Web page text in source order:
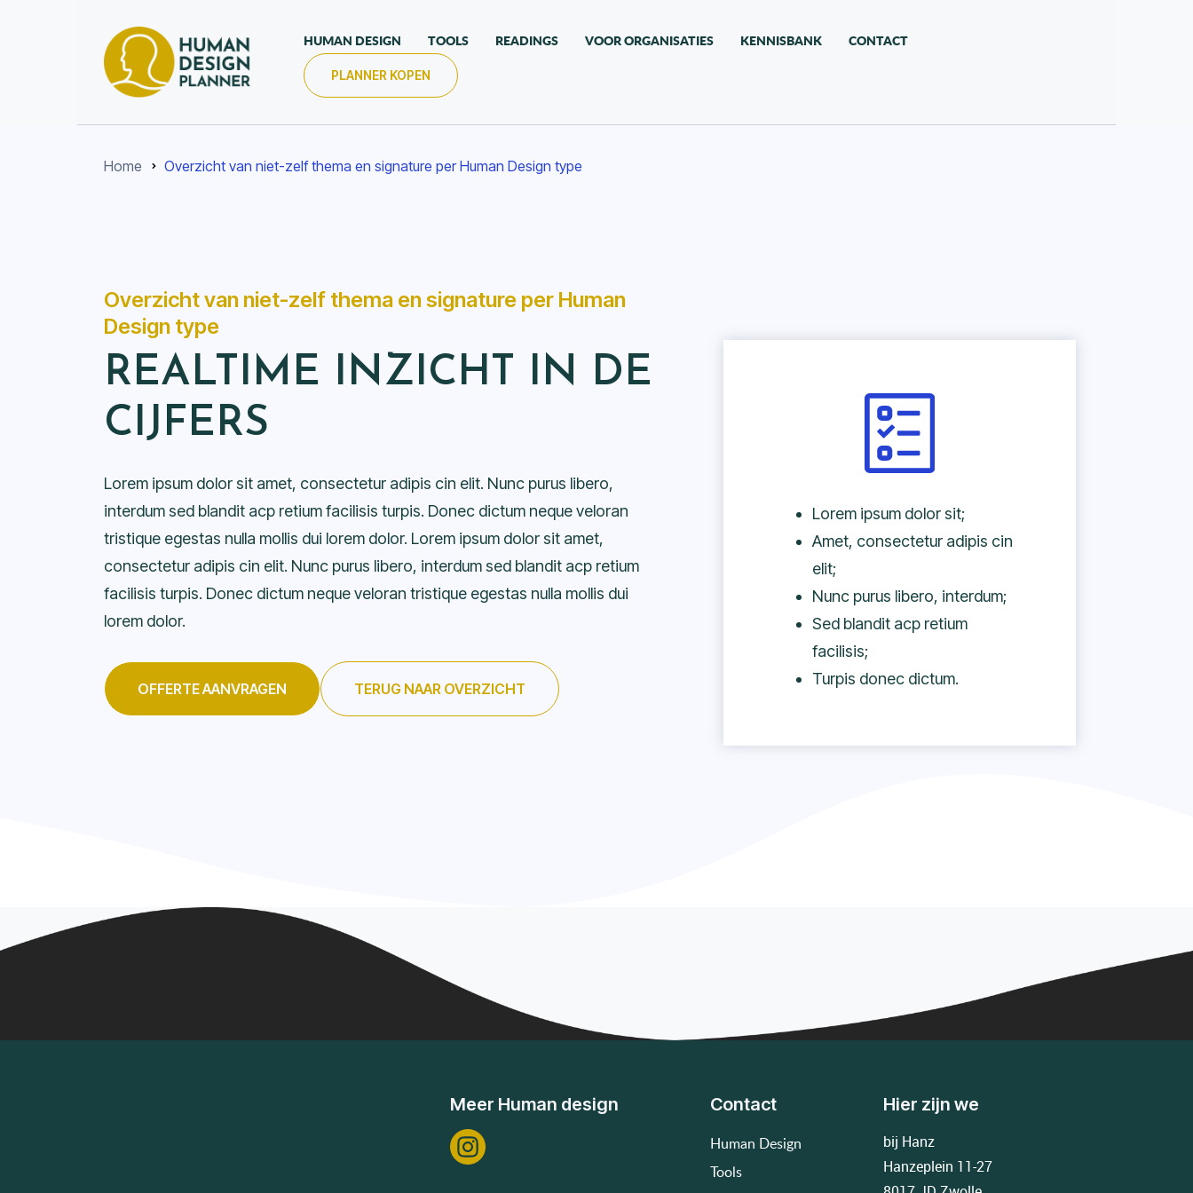
HUMAN DESIGN TOOLS READINGS VOOR ORGANISATIES KENNISBANK CONTACT
PLANNER KOPEN
Home Overzicht van niet-zelf thema en signature per Human Design type
Overzicht van niet-zelf thema en signature per Human
Design type
REALTIME INZICHT IN DE
CIJFERS
Lorem ipsum dolor sit amet, consectetur adipis cin elit. Nunc purus libero,
interdum sed blandit acp retium facilisis turpis. Donec dictum neque veloran
tristique egestas nulla mollis dui lorem dolor. Lorem ipsum dolor sit amet,
consectetur adipis cin elit. Nunc purus libero, interdum sed blandit acp retium
facilisis turpis. Donec dictum neque veloran tristique egestas nulla mollis dui
lorem dolor.
OFFERTE AANVRAGEN TERUG NAAR OVERZICHT
Lorem ipsum dolor sit;
Amet, consectetur adipis cin
elit;
Nunc purus libero, interdum;
Sed blandit acp retium
facilisis;
Turpis donec dictum.
Meer Human design Contact
Human Design
Tools
Hier zijn we
bij Hanz
Hanzeplein 11-27